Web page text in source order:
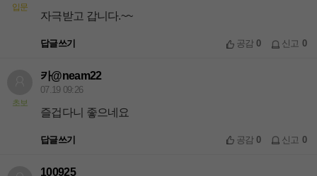
입문
자극받고 갑니다.~~
답글쓰기 공감0 신고 0
초보
카@neam22
07.19 09:26
즐겁다니 좋으네요
답글쓰기 공감0 신고 0
100925